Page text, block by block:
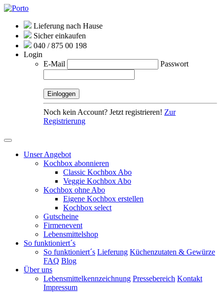
Lieferung nach Hause
Sicher einkaufen
040 / 875 00 198
Login
E-Mail
Passwort
Noch kein Account? Jetzt registrieren! Zur
Registrierung
Unser Angebot
Kochbox abonnieren
Classic Kochbox Abo
Veggie Kochbox Abo
Kochbox ohne Abo
Eigene Kochbox erstellen
Kochbox select
Gutscheine
Firmenevent
Lebensmittelshop
So funktioniert´s
So funktioniert´s Lieferung Küchenzutaten & Gewürze
FAQ Blog
Über uns
Lebensmittelkennzeichnung Pressebereich Kontakt
Impressum